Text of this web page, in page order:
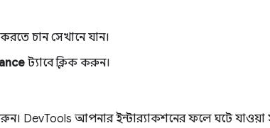
করতে চান সেখানে যান।
ট্যাবে ক্লিক করুন।
করুন। DevTools আপনার ইন্টার‍্যাকশনের ফলে ঘটে যাওয়া